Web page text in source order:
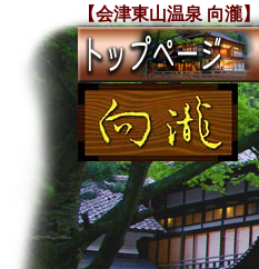
【会津東山温泉 向